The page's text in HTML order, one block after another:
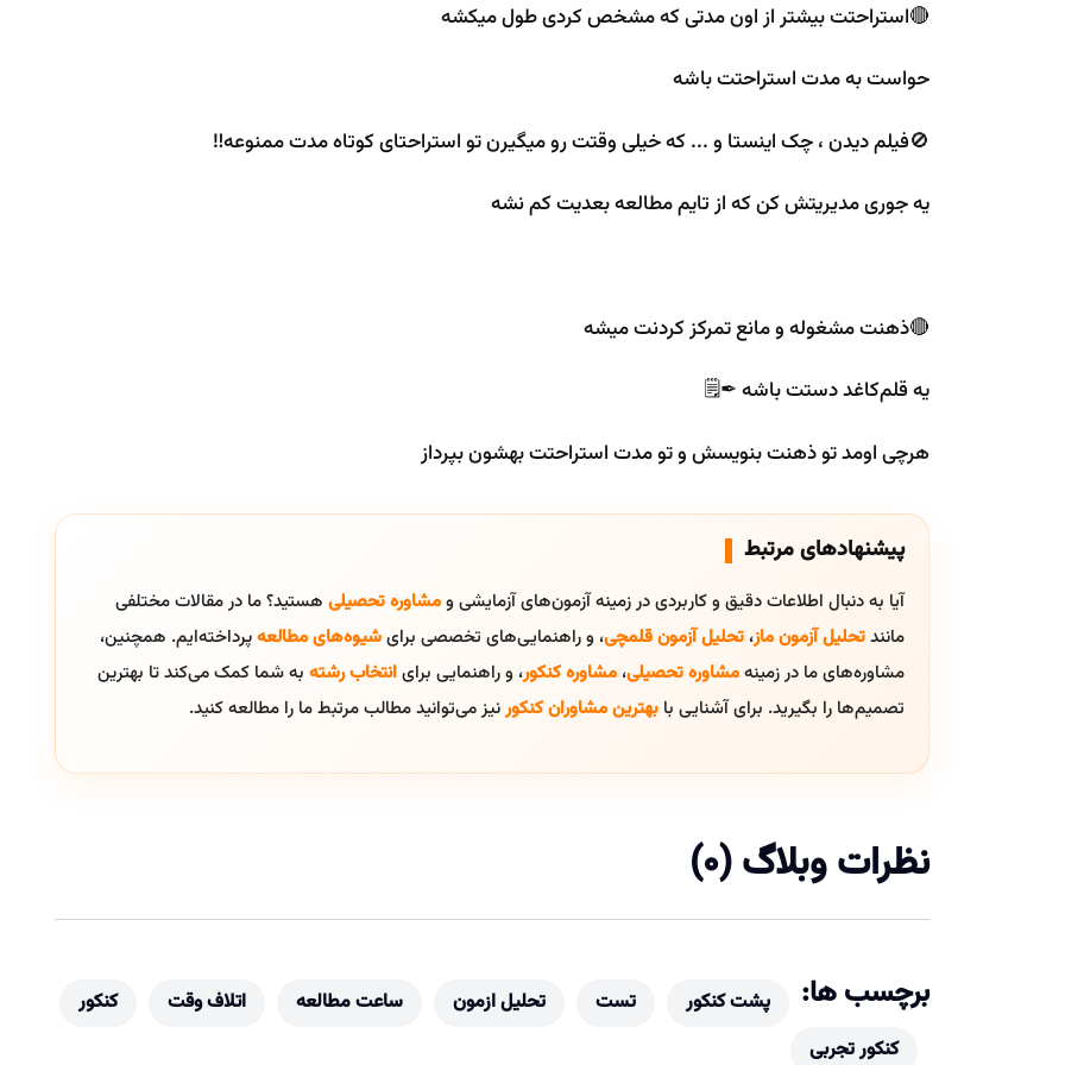
🔴استراحتت بیشتر از اون مدتی که مشخص کردی طول میکشه
حواست به مدت استراحتت باشه
🚫فیلم دیدن ، چک اینستا و ... که خیلی وقتت رو میگیرن تو استراحتای کوتاه مدت ممنوعه‼️
یه جوری مدیریتش کن که از تایم مطالعه بعدیت کم نشه
🔴ذهنت مشغوله و مانع تمرکز کردنت میشه
یه قلم‌کاغد دستت باشه ✒🗒
هرچی اومد تو ذهنت بنویسش و تو مدت استراحتت بهشون بپرداز
پیشنهادهای مرتبط
آیا به دنبال اطلاعات دقیق و کاربردی در زمینه آزمون‌های آزمایشی ومشاوره تحصیلی هستید؟ ما در مقالات مختلفی
مانندتحلیل آزمون ماز، تحلیل آزمون قلمچی، و راهنمایی‌های تخصصی برایشیوه‌های مطالعهپرداخته‌ایم. همچنین،
مشاوره‌های ما در زمینهمشاوره تحصیلی، مشاوره کنکور، و راهنمایی برایانتخاب رشته به شما کمک می‌کند تا بهترین
تصمیم‌ها را بگیرید. برای آشنایی با بهترین مشاوران کنکورنیز می‌توانید مطالب مرتبط ما را مطالعه کنید.
نظرات وبلاگ (0)
برچسب ها: پشت کنکور تست تحلیل ازمون ساعت مطالعه اتلاف وقت
کنکور
کنکور تجربی